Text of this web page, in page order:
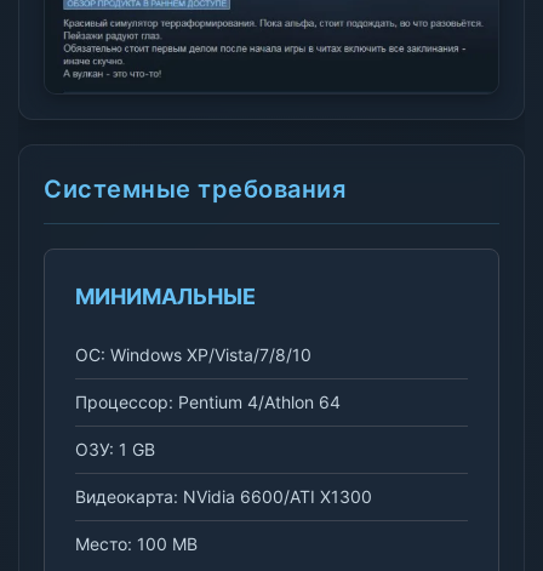
Системные требования
МИНИМАЛЬНЫЕ
ОС: Windows XP/Vista/7/8/10
Процессор: Pentium 4/Athlon 64
ОЗУ: 1 GB
Видеокарта: NVidia 6600/ATI X1300
Место: 100 MB